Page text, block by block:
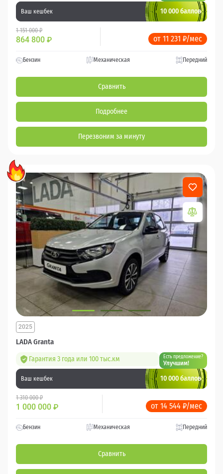
Ваш кешбек 10 000 баллов
1 151 000 ₽
864 800 ₽ от 11 231 ₽/мес
Бензин Механическая Передний
Сравнить
Подробнее
Перезвоним за минуту
LADA Granta
2025
Гарантия 3 года или 100 тыс.км Есть предложение?
Улучшим!
Ваш кешбек 10 000 баллов
1 310 000 ₽
1 000 000 ₽ от 14 544 ₽/мес
Бензин Механическая Передний
Сравнить